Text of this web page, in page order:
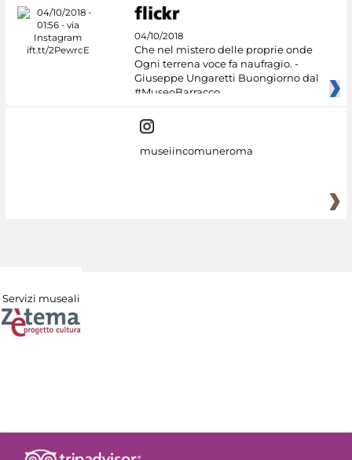
04/10/2018
Che nel mistero delle proprie onde
Ogni terrena voce fa naufragio. -
Giuseppe Ungaretti Buongiorno dal
#MuseoBarracco
museiincomuneroma
Servizi museali